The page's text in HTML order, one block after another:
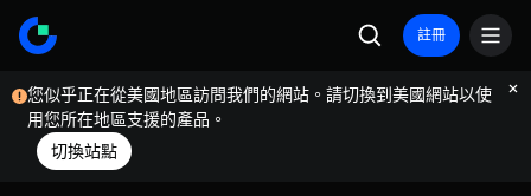
註冊
您似乎正在從美國地區訪問我們的網站。請切換到美國網站以使
用您所在地區支援的產品。
切換站點